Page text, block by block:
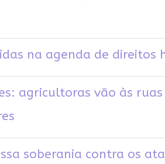
na agenda de direitos
agricultoras vão às
soberania contra os